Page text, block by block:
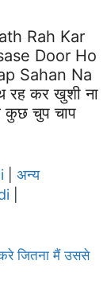
Rah Kar
Door Ho
Sahan Na
रह कर खुशी ना
कुछ चुप चाप
अन्य
जितना मैं उससे